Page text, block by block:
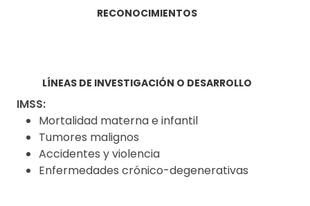
RECONOCIMIENTOS
LÍNEAS DE INVESTIGACIÓN O DESARROLLO
IMSS:
Mortalidad materna e infantil
Tumores malignos
Accidentes y violencia
Enfermedades crónico-degenerativas